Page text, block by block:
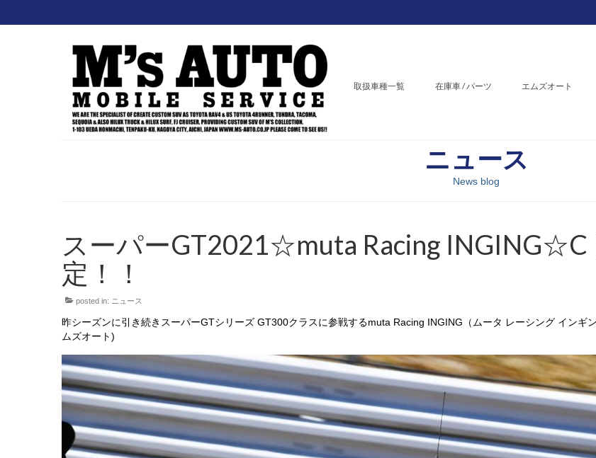
取扱車種一覧 在庫車 / パーツ エムズオート
ニュース
News blog
スーパーGT2021☆muta Racing
定！！
posted in: ニュース
昨シーズンに引き続きスーパーGTシリーズ GT300クラスに参戦するmuta Racing INGING（ムータ レーシング インギ
ムズオート)